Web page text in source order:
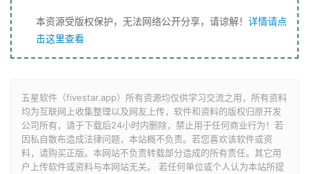
本资源受版权保护，无法网络公开分享，请谅解！ 详情请点
击这里查看
五星软件（fivestar.app）所有资源均仅供学习交流之用，所有资料
均为互联网上收集整理以及网友上传，软件和资料的版权归原开发
公司所有，请于下载后24小时内删除，禁止用于任何商业行为！若
因私自散布造成法律问题，本站概不负责。若您喜欢该软件或资
料，请购买正版。本网站不负责转载部分造成的所有责任。其它用
户上传软件或资料与本网站无关。 若任何单位或个人认为本站所提